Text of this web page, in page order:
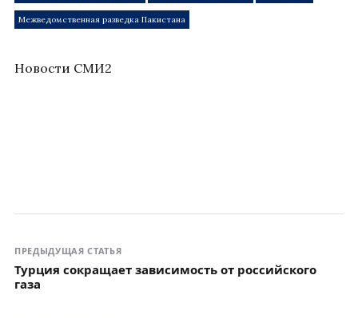
Межведомственная разведка Пакистана
Новости СМИ2
ПРЕДЫДУЩАЯ СТАТЬЯ
Турция сокращает зависимость от российского
газа